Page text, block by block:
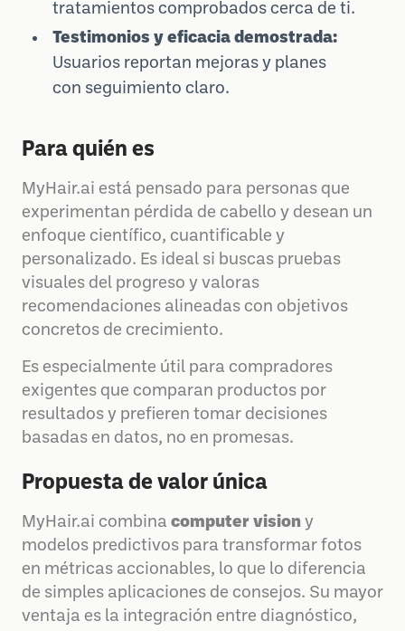
tratamientos comprobados cerca de ti.
Testimonios y eficacia demostrada:
Usuarios reportan mejoras y planes
con seguimiento claro.
Para quién es
MyHair.ai está pensado para personas que
experimentan pérdida de cabello y desean un
enfoque científico, cuantificable y
personalizado. Es ideal si buscas pruebas
visuales del progreso y valoras
recomendaciones alineadas con objetivos
concretos de crecimiento.
Es especialmente útil para compradores
exigentes que comparan productos por
resultados y prefieren tomar decisiones
basadas en datos, no en promesas.
Propuesta de valor única
MyHair.ai combina computer vision y
modelos predictivos para transformar fotos
en métricas accionables, lo que lo diferencia
de simples aplicaciones de consejos. Su mayor
ventaja es la integración entre diagnóstico,